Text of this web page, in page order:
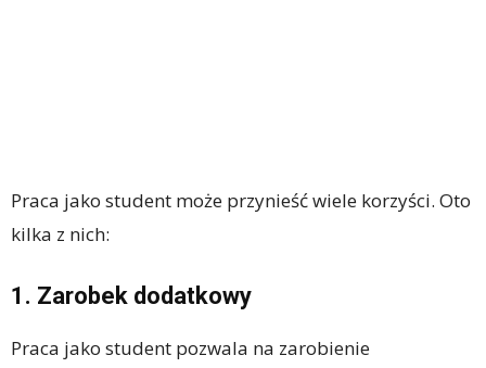
Praca jako student może przynieść wiele korzyści. Oto
kilka z nich:
1. Zarobek dodatkowy
Praca jako student pozwala na zarobienie